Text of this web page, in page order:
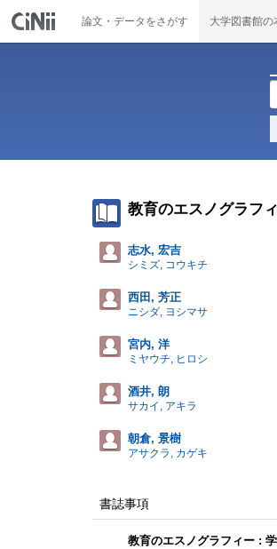
論文・データをさがす 大学図書館の
教育のエスノグラフ
志水, 宏吉
シミズ, コウキチ
西田, 芳正
ニシダ, ヨシマサ
宮内, 洋
ミヤウチ, ヒロシ
酒井, 朗
サカイ, アキラ
朝倉, 景樹
アサクラ, カゲキ
書誌事項
教育のエスノグラフィー :